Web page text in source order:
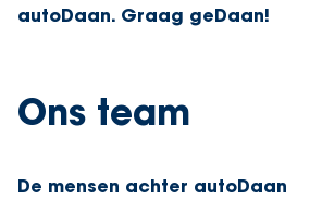
autoDaan. Graag geDaan!
Ons team
De mensen achter autoDaan